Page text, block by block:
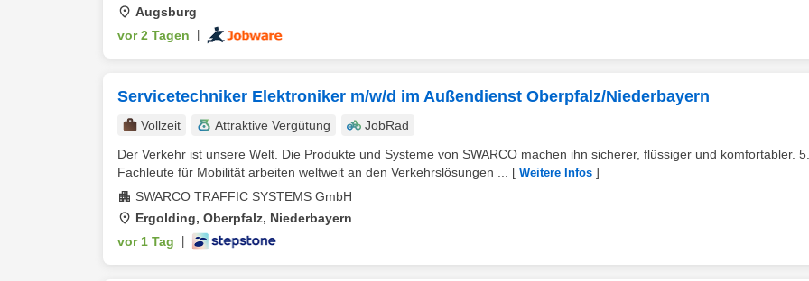
Augsburg
vor 2 Tagen
Servicetechniker Elektroniker m/w/d im Außendienst Oberpfalz/Niederbayern
Vollzeit Attraktive Vergütung
JobRad
Der Verkehr ist unsere Welt. Die Produkte und Systeme von SWARCO machen ihn sicherer, flüssiger und komfortabler.
Fachleute für Mobilität arbeiten weltweit an den Verkehrslösungen ...
[ Weitere Infos ]
SWARCO TRAFFIC SYSTEMS GmbH
Ergolding, Oberpfalz, Niederbayern
vor 1 Tag